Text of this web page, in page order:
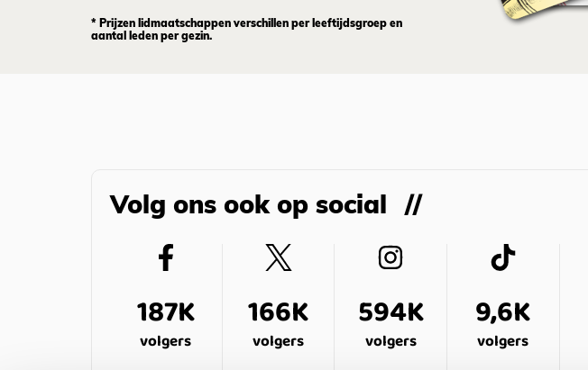
* Prijzen lidmaatschappen verschillen per leeftijdsgroep en
aantal leden per gezin.
Volg ons ook op social
187K
volgers
166K
volgers
594K
volgers
9,6K
volgers